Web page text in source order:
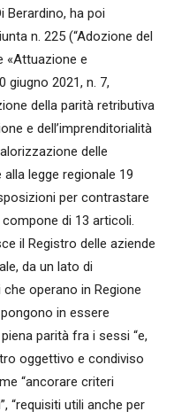
Berardino, ha poi
n. 225 (“Adozione del
«Attuazione e
giugno 2021, n. 7,
della parità retributiva
e dell’imprenditorialità
delle
legge regionale 19
per contrastare
di 13 articoli.
il Registro delle aziende
da un lato di
operano in Regione
in essere
parità fra i sessi “e,
oggettivo e condiviso
“ancorare criteri
“requisiti utili anche per